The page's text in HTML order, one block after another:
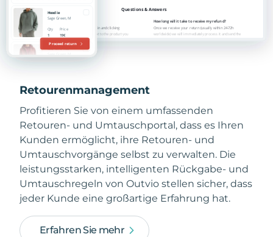
Retourenmanagement
Profitieren Sie von einem umfassenden
Retouren- und Umtauschportal, dass es Ihren
Kunden ermöglicht, ihre Retouren- und
Umtauschvorgänge selbst zu verwalten. Die
leistungsstarken, intelligenten Rückgabe- und
Umtauschregeln von Outvio stellen sicher, dass
jeder Kunde eine großartige Erfahrung hat.
Erfahren Sie mehr